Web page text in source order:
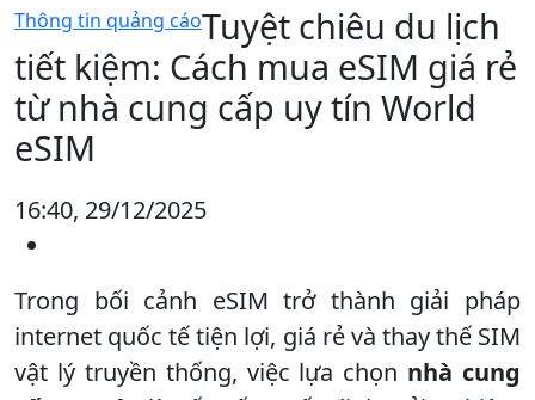
Thông tin quảng cáoTuyệt chiêu du lịch
tiết kiệm: Cách mua eSIM giá rẻ
từ nhà cung cấp uy tín World
eSIM
16:40, 29/12/2025
Trong bối cảnh eSIM trở thành giải pháp
internet quốc tế tiện lợi, giá rẻ và thay thế SIM
vật lý truyền thống, việc lựa chọn nhà cung